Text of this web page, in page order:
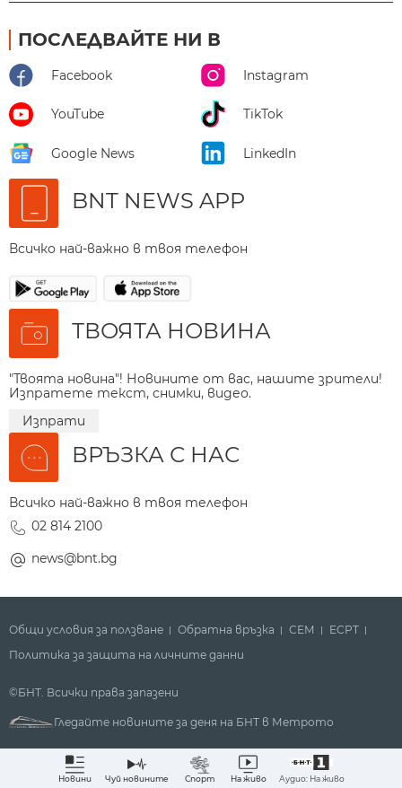
ПОСЛЕДВАЙТЕ НИ В
Facebook Instagram
YouTube TikTok
Google News LinkedIn
BNT NEWS APP
Всичко най-важно в твоя телефон
ТВОЯТА НОВИНА
"Твоята новина"! Новините от вас, нашите зрители!
Изпратете текст, снимки, видео.
Изпрати
ВРЪЗКА С НАС
Всичко най-важно в твоя телефон
02 814 2100
news@bnt.bg
Новини Чуй новините Спорт На живо Аудио: На живо
Общи условия за ползване Обратна връзка СЕМ
ECPT
Политика за защита на личните данни
©БНТ. Всички права запазени
Гледайте новините за деня на БНТ в Метрото